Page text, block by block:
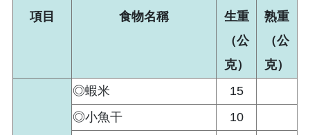
項目 食物名稱
生重
（公
克）
熟重
（公
克）
◎蝦米
15
◎小魚干
10